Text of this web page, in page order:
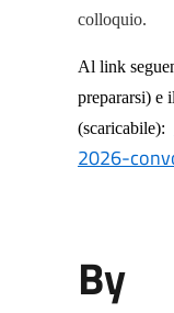
colloquio.
Al link
prepararsi) e
(scaricabile):
2026-
By